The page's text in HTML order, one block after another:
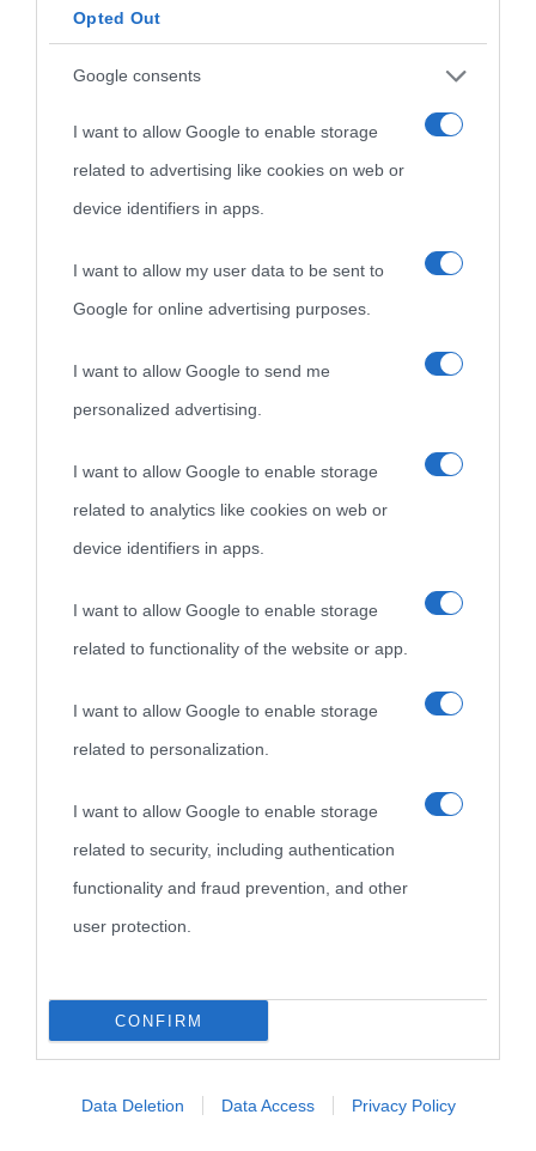
Opted Out
Google consents
I want to allow Google to enable storage
related to advertising like cookies on web or
device identifiers in apps.
I want to allow my user data to be sent to
Google for online advertising purposes.
I want to allow Google to send me
personalized advertising.
I want to allow Google to enable storage
related to analytics like cookies on web or
device identifiers in apps.
I want to allow Google to enable storage
related to functionality of the website or app.
I want to allow Google to enable storage
related to personalization.
I want to allow Google to enable storage
related to security, including authentication
functionality and fraud prevention, and other
user protection.
CONFIRM
Data Deletion Data Access Privacy Policy
Cultura
Cultura è un blog del sito Biografieonline © 2012-2025 •
come Affiliato Amazon il sito ricava commissioni sugli acquisti
La cultura è un ornamento nella buona sorte ma un rifugio
nell'avversa.» (Aristotele - Frasi sulla cultura)
Biografie
visitate
Indice dei nomi
Approfondisci
Onomastico
Che giorno era?
Servizi
Mappa del sito
Cookie policy